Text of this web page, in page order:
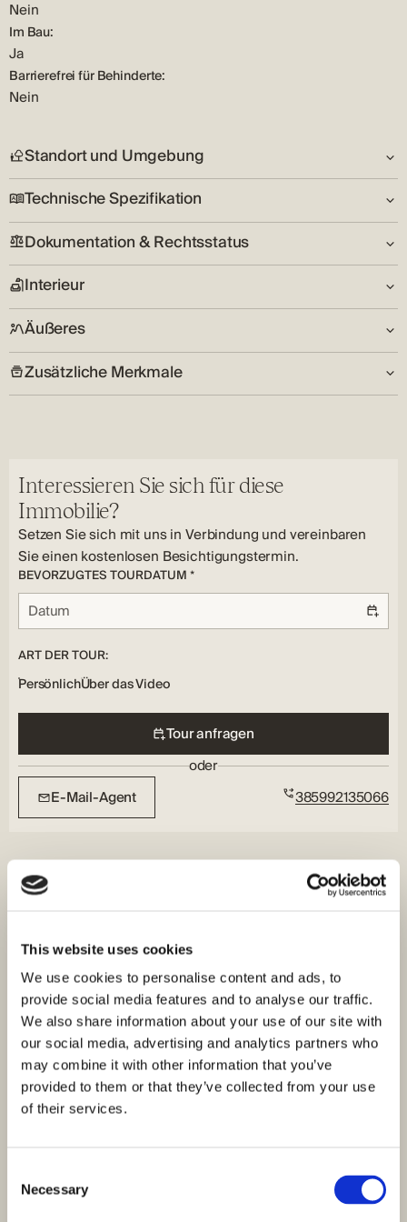
This website uses cookies
We use cookies to personalise content and ads, to
provide social media features and to analyse our traffic.
We also share information about your use of our site with
our social media, advertising and analytics partners who
may combine it with other information that you’ve
provided to them or that they’ve collected from your use
of their services.
Selection
Necessary
Nein
Im Bau:
Ja
Barrierefrei für Behinderte:
Nein
Standort und Umgebung
Siehe:
Blick aufs Meer
Umwelt:
Friedlich
Adresse:
Zadar
Land:
HR
Technische Spezifikation
Anzahl der Etagen:
Ja
Zustand:
Neu bauen
Garage:
Nein
Parken:
Heizung Typ:
Unterflur, Klimatisierung
Dokumentation & Rechtsstatus
Schlüssel im Besitz:
Nein
Interieur
Anzahl der Schlafzimmer:
3
Wohnzimmer:
Sicherheitsmerkmale:
Alarmanlage
Waschküche:
Ja
Äußeres
Arrangierter Garten:
Zusätzliche Merkmale
Lagerung, Terrasse, Parken
Interessieren Sie sich für diese
Immobilie?
Setzen Sie sich mit uns in Verbindung und vereinbaren
Sie einen kostenlosen Besichtigungstermin.
BEVORZUGTES TOURDATUM *
ART DER TOUR:
PersönlichÜber das Video
Tour anfragen
oder
E-Mail-Agent
385992135066